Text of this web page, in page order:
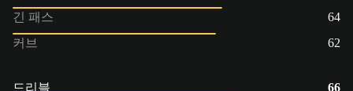
긴 패스
64
커브
62
드리블
66